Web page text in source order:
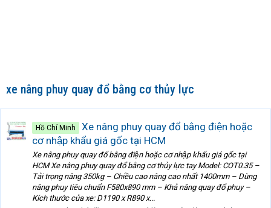
xe nâng phuy quay đổ bằng cơ thủy lực
Hồ Chí Minh
Xe nâng phuy quay đổ bằng điện hoặc
cơ nhập khẩu giá gốc tại HCM
Xe nâng phuy quay đổ bằng điện hoặc cơ nhập khẩu giá gốc tại
HCM Xe nâng phuy quay đổ bằng cơ thủy lực tay Model: COT0.35 –
Tải trọng nâng 350kg – Chiều cao nâng cao nhất 1400mm – Dùng
nâng phuy tiêu chuẩn F580x890 mm – Khả năng quay đổ phuy –
Kích thước của xe: D1190 x R890 x...